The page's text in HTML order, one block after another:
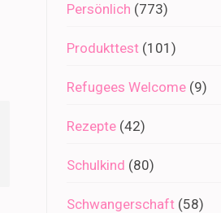
Persönlich (773)
Produkttest (101)
Refugees Welcome (9)
Rezepte (42)
Schulkind (80)
Schwangerschaft (58)